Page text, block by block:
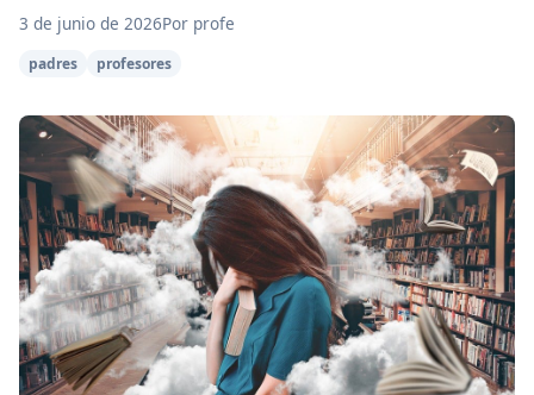
3 de junio de 2026Por profe
padres profesores